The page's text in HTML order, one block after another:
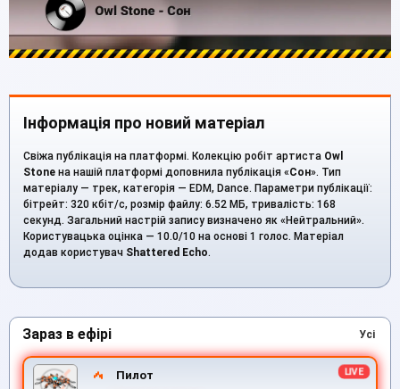
Інформація про новий матеріал
Свіжа публікація на платформі. Колекцію робіт артиста Owl
Stone на нашій платформі доповнила публікація «Сон». Тип
матеріалу — трек, категорія — EDM, Dance. Параметри публікації:
бітрейт: 320 кбіт/с, розмір файлу: 6.52 МБ, тривалість: 168
секунд. Загальний настрій запису визначено як «Нейтральний».
Користувацька оцінка — 10.0/10 на основі 1 голос. Матеріал
додав користувач Shattered Echo.
Зараз в ефірі Усі
Пилот